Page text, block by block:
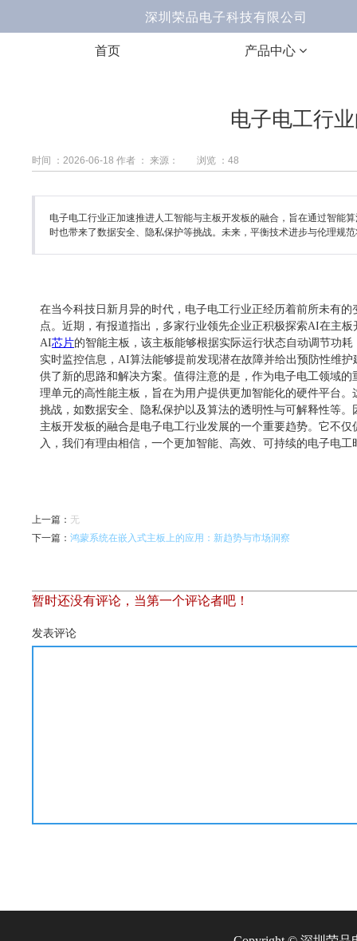
首页 产品中心
深圳荣品电子科技有限
电子电工行
时间 ：2026-06-18 作者 ： 来源： 浏览 ： 48
电子电工行业正加速推进人工智能与主板开发板的融合，旨在通过智能
时也带来了数据安全、隐私保护等挑战。未来，平衡技术进步与伦理规
在当今科技日新月异的时代，电子电工行业正经历着前所未有
点。近期，有报道指出，多家行业领先企业正积极探索AI在主
AI芯片的智能主板，该主板能够根据实际运行状态自动调节功
实时监控信息，AI算法能够提前发现潜在故障并给出预防性维
供了新的思路和解决方案。值得注意的是，作为电子电工领域的
理单元的高性能主板，旨在为用户提供更加智能化的硬件平台
挑战，如数据安全、隐私保护以及算法的透明性与可解释性等
主板开发板的融合是电子电工行业发展的一个重要趋势。它不
入，我们有理由相信，一个更加智能、高效、可持续的电子电工
上一篇 ： 无
下一篇 ： 鸿蒙系统在嵌入式主板上的应用：新趋势与市场洞察
暂时还没有评论，当第一个评论者吧！
发表评论